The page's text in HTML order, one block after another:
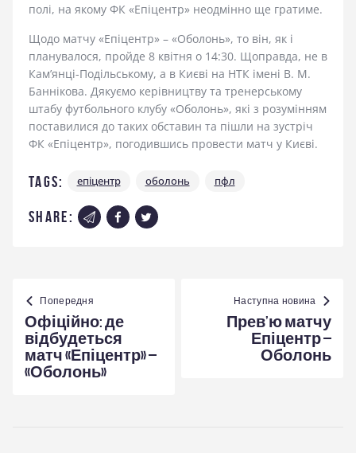
полі, на якому ФК «Епіцентр» неодмінно ще гратиме.
Щодо матчу «Епіцентр» – «Оболонь», то він, як і
планувалося, пройде 8 квітня о 14:30. Щоправда, не в
Кам’янці-Подільському, а в Києві на НТК імені В. М.
Баннікова. Дякуємо керівництву та тренерському
штабу футбольного клубу «Оболонь», які з розумінням
поставилися до таких обставин та пішли на зустріч
ФК «Епіцентр», погодившись провести матч у Києві.
Tags: епіцентр оболонь пфл
share:
Навігація
записів
Попередня
Офіційно: де
відбудеться
матч «Епіцентр» –
«Оболонь»
Наступна новина
Прев’ю матчу
Епіцентр –
Оболонь